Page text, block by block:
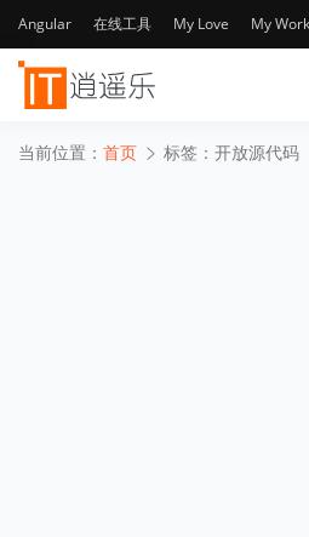
Angular 在线工具 My Love My Work
当前位置： 首页 标签：开放源代码